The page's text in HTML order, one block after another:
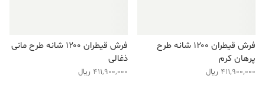
فرش قیطران ۱۲۰۰ شانه طرح
پرهان کرم
411,900,000 ریال
فرش قیطران ۱۲۰۰ شانه طرح مانی
ذغالی
411,900,000 ریال